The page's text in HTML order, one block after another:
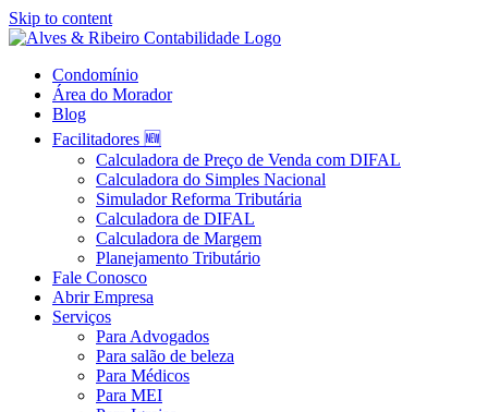
Skip to content
Condomínio
Área do Morador
Blog
Facilitadores 🆕
Calculadora de Preço de Venda com DIFAL
Calculadora do Simples Nacional
Simulador Reforma Tributária
Calculadora de DIFAL
Calculadora de Margem
Planejamento Tributário
Fale Conosco
Abrir Empresa
Serviços
Para Advogados
Para salão de beleza
Para Médicos
Para MEI